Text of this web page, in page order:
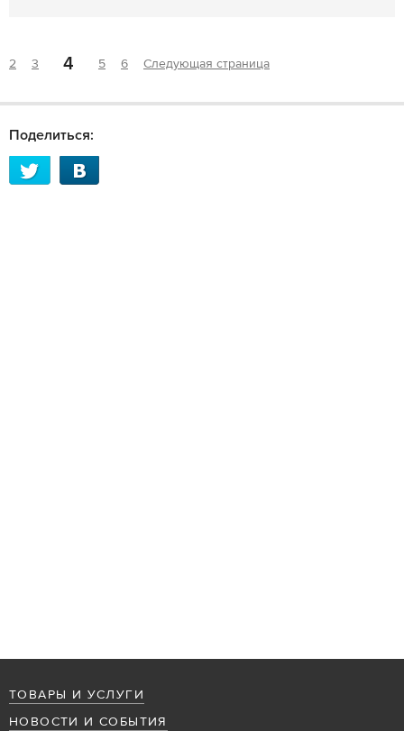
2 3 4 5 6 Следующая страница
Поделиться:
ТОВАРЫ И УСЛУГИ
НОВОСТИ И СОБЫТИЯ